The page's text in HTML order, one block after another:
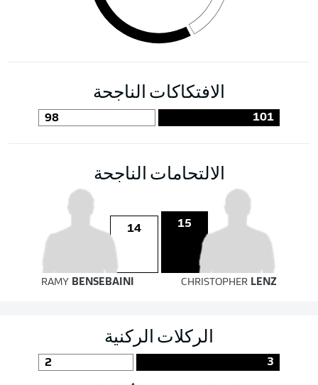
الافتكاكات الناجحة
101
98
الالتحامات الناجحة
15
14
RAMY BENSEBAINI CHRISTOPHER LENZ
الركلات الركنية
3
2